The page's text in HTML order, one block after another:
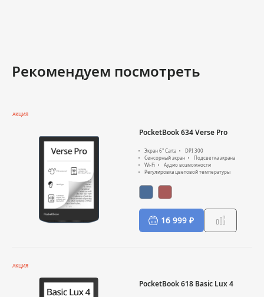
Рекомендуем посмотреть
АКЦИЯ
PocketBook 634 Verse Pro
Экран 6" Carta
DPI 300
Сенсорный экран
Подсветка экрана
Wi-Fi
Аудио возможности
Регулировка цветовой температуры
16 999 ₽
АКЦИЯ
PocketBook 618 Basic Lux 4